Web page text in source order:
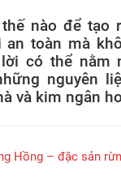
thế nào để tạo
an toàn mà
có thể nằm
nguyên
và kim ngân
Hồng – đặc sản